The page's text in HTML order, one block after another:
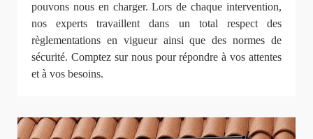
pouvons nous en charger. Lors de chaque intervention,
nos experts travaillent dans un total respect des
règlementations en vigueur ainsi que des normes de
sécurité. Comptez sur nous pour répondre à vos attentes
et à vos besoins.